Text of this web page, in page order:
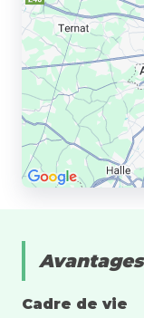
Avantages
Cadre de vie